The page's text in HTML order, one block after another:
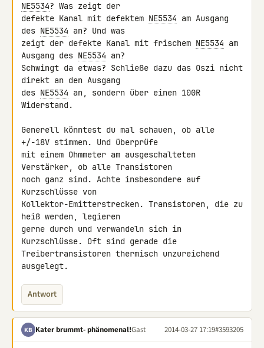
NE5534? Was zeigt der
defekte Kanal mit defektem NE5534 am Ausgang
des NE5534 an? Und was
zeigt der defekte Kanal mit frischem NE5534 am
Ausgang des NE5534 an?
Schwingt da etwas? Schließe dazu das Oszi nicht
direkt an den Ausgang
des NE5534 an, sondern über einen 100R
Widerstand.
Generell könntest du mal schauen, ob alle
+/-18V stimmen. Und überprüfe
mit einem Ohmmeter am ausgeschalteten
Verstärker, ob alle Transistoren
noch ganz sind. Achte insbesondere auf
Kurzschlüsse von
Kollektor-Emitterstrecken. Transistoren, die zu
heiß werden, legieren
gerne durch und verwandeln sich in
Kurzschlüsse. Oft sind gerade die
Treibertransistoren thermisch unzureichend
ausgelegt.
Antwort
KB Kater brummt- phänomenal!Gast 2014-03-27 17:19#3593205